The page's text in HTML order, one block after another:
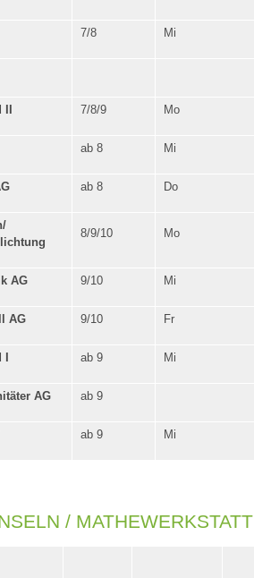
7/8 Mi
7/8/9 Mo
ab 8 Mi
ab 8 Do
8/9/10 Mo
AG 9/10 Mi
AG 9/10 Fr
ab 9 Mi
AG ab 9
ab 9 Mi
/ MATHEWERKSTATT